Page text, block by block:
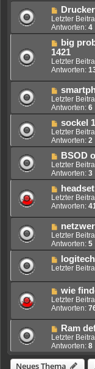
Letzter
Antworten: 4
big
1421
Letzter
Antworten:
Letzter
Antworten: 6
sockel
Letzter
Antworten: 2
BSOD
Letzter
Antworten: 3
headset
Letzter
Antworten:
Letzter
Antworten: 5
Letzter
wie
Letzter
Antworten:
Ram
Letzter
Antworten: 8
Neues Thema